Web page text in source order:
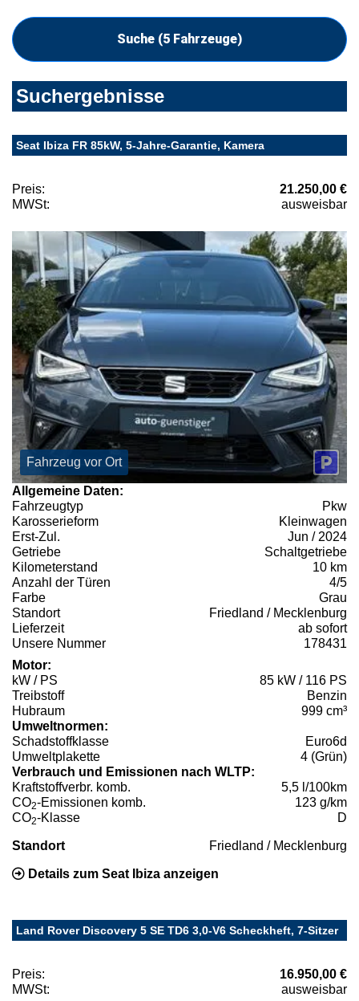
Suche (5 Fahrzeuge)
Suchergebnisse
Seat Ibiza FR 85kW, 5-Jahre-Garantie, Kamera
Preis:
21.250,00 €
MWSt:
ausweisbar
Fahrzeug vor Ort
Allgemeine Daten:
Fahrzeugtyp
Pkw
Karosserieform
Kleinwagen
Erst-Zul.
Jun / 2024
Getriebe
Schaltgetriebe
Kilometerstand
10 km
Anzahl der Türen
4/5
Farbe
Grau
Standort
Friedland / Mecklenburg
Lieferzeit
ab sofort
Unsere Nummer
178431
Motor:
kW / PS
85 kW / 116 PS
Treibstoff
Benzin
Hubraum
999 cm³
Umweltnormen:
Schadstoffklasse
Euro6d
Umweltplakette
4 (Grün)
Verbrauch und Emissionen nach WLTP:
Kraftstoffverbr. komb.
5,5 l/100km
CO2-Emissionen komb.
123 g/km
CO2-Klasse D
Standort Friedland / Mecklenburg
Details zum Seat Ibiza anzeigen
Land Rover Discovery 5 SE TD6 3,0-V6 Scheckheft, 7-Sitzer
Preis:
16.950,00 €
MWSt:
ausweisbar